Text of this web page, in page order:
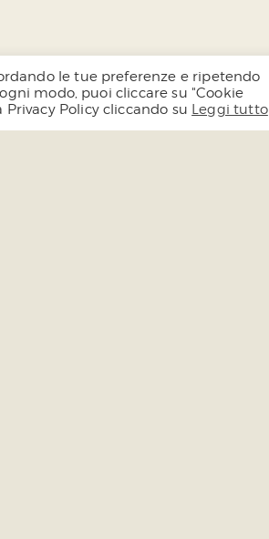
le tue preferenze e ripetendo
modo, puoi cliccare su "Cookie
Policy cliccando su Leggi tutto